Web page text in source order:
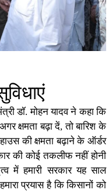
डॉ. मोहन यादव ने कहा कि
क्षमता बढ़ा दें, तो बारिश के
की क्षमता बढ़ाने के ऑर्डर
की कोई तकलीफ नहीं होनी
में हमारी सरकार यह साल
प्रयास है कि किसानों को